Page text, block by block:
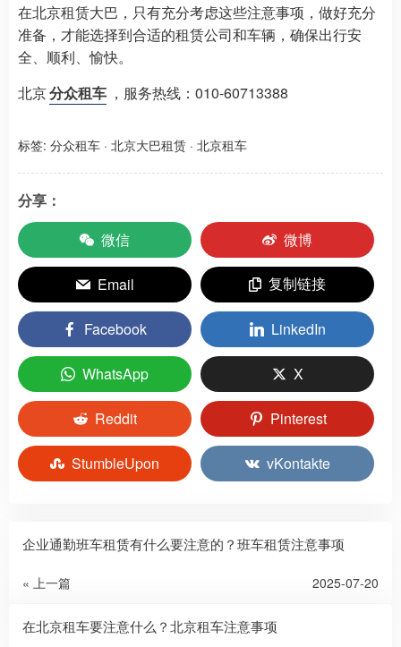
在北京租赁大巴，只有充分考虑这些注意事项，做好充分
准备，才能选择到合适的租赁公司和车辆，确保出行安
全、顺利、愉快。
北京分众租车 ，服务热线：010-60713388
标签: 分众租车 · 北京大巴租赁 · 北京租车
分享：
微信
微博
Email 复制链接
Facebook LinkedIn
WhatsApp X
Reddit Pinterest
StumbleUpon vKontakte
企业通勤班车租赁有什么要注意的？班车租赁注意事项
« 上一篇 2025-07-20
在北京租车要注意什么？北京租车注意事项